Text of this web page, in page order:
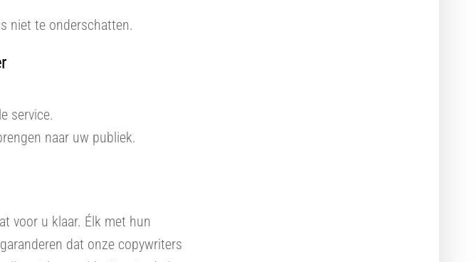
niet te onderschatten.
service.
naar uw publiek.
voor u klaar. Élk met hun
dat onze copywriters